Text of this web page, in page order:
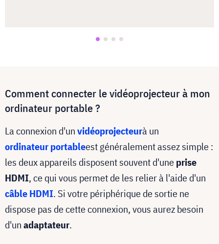
Comment connecter le vidéoprojecteur à mon
ordinateur portable ?
La connexion d'unvidéoprojecteurà un
ordinateur portableest généralement assez simple :
les deux appareils disposent souvent d'une prise
HDMI, ce qui vous permet de les relier à l'aide d'un
câble HDMI. Si votre périphérique de sortie ne
dispose pas de cette connexion, vous aurez besoin
d'unadaptateur.